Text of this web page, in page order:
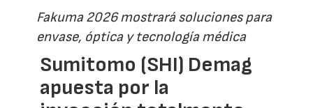
Fakuma 2026 mostrará soluciones para
envase, óptica y tecnología médica
Sumitomo (SHI) Demag
apuesta por la